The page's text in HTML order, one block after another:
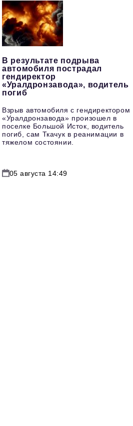
В результате подрыва
автомобиля пострадал
гендиректор
«Уралдронзавода», водитель
погиб
Взрыв автомобиля с гендиректором
«Уралдронзавода» произошел в
поселке Большой Исток, водитель
погиб, сам Ткачук в реанимации в
тяжелом состоянии.
05 августа 14:49